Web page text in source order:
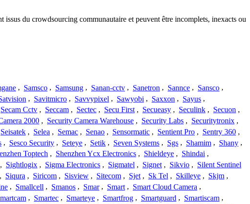
du crowdsourcing communautaire et peuvent être incomplets, inexacts ou
, Samsco , Samsung , Sanan-cctv , Sanetron , Sannce , Sansco ,
, Savitmicro , Savvypixel , Sawyobi , Saxxon , Sayus ,
Secam Cctv , Seccam , Sectec , Secu First , Secueasy , Seculink , Secuon ,
2000 , Security Camera Warehouse , Security Labs , Securitytronix ,
Seisatek , Selea , Semac , Senao , Sensormatic , Sentient Pro , Sentry 360 ,
, Sesco Security , Seteye , Setik , Seven Systems , Sgs , Shamim , Shany ,
Toptech , Shenzhen Ycx Electronics , Shieldeye , Shindai ,
, Sightlogix , Sigma Electronics , Sigmatel , Signet , Sikvio , Silent Sentinel
, Siqura , Siricom , Sisview , Sitecom , Sjet , Sk Tel , Skilleye , Skjm ,
, Smallcell , Smanos , Smar , Smart , Smart Cloud Camera ,
, Smartec , Smarteye , Smartfrog , Smartguard , Smartiscam ,